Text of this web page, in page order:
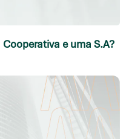
e uma S.A?